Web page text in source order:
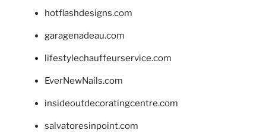
hotflashdesigns.com
garagenadeau.com
lifestylechauffeurservice.com
EverNewNails.com
insideoutdecoratingcentre.com
salvatoresinpoint.com